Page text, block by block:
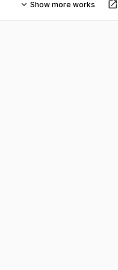
Show more works